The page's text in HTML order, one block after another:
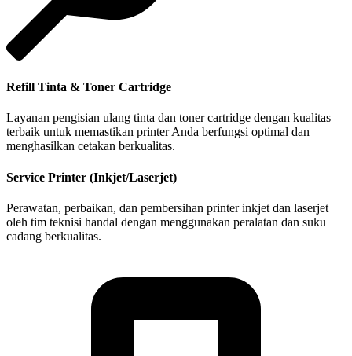
Refill Tinta & Toner Cartridge
Layanan pengisian ulang tinta dan toner cartridge dengan kualitas
terbaik untuk memastikan printer Anda berfungsi optimal dan
menghasilkan cetakan berkualitas.
Service Printer (Inkjet/Laserjet)
Perawatan, perbaikan, dan pembersihan printer inkjet dan laserjet
oleh tim teknisi handal dengan menggunakan peralatan dan suku
cadang berkualitas.